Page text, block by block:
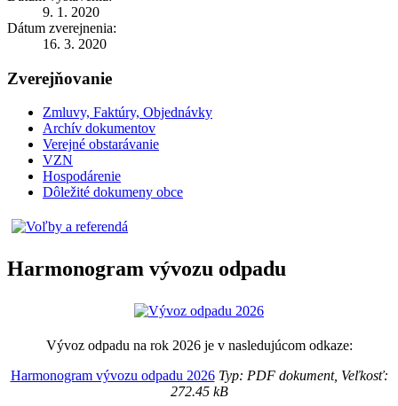
9. 1. 2020
Dátum zverejnenia:
16. 3. 2020
Zverejňovanie
Zmluvy, Faktúry, Objednávky
Archív dokumentov
Verejné obstarávanie
VZN
Hospodárenie
Dôležité dokumeny obce
Harmonogram vývozu odpadu
Vývoz odpadu na rok 2026 je v nasledujúcom odkaze:
Harmonogram vývozu odpadu 2026Typ: PDF dokument, Veľkosť:
272.45 kB